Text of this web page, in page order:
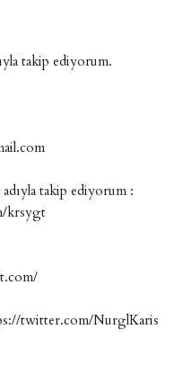
takip ediyorum.
takip ediyorum :
krsygt
twitter.com/NurglKaris